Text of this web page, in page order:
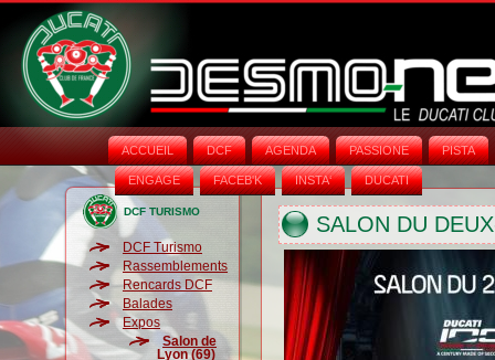
ACCUEIL DCF AGENDA PASSIONE PISTA
ENGAGE FACEB'K INSTA‘ DUCATI
DCF TURISMO
DCF Turismo
Rassemblements
Rencards DCF
Balades
Expos
Salon de
Lyon (69)
SALON DU